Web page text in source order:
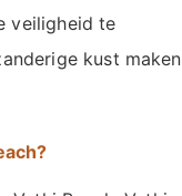
veiligheid te
kust maken